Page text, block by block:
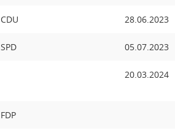
CDU 28.06.2023
SPD 05.07.2023
20.03.2024
FDP